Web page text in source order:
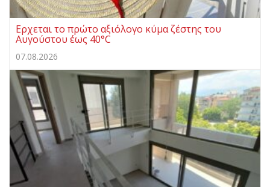
Ερχεται το πρώτο αξιόλογο κύμα ζέστης του
Αυγούστου έως 40°C
07.08.2026